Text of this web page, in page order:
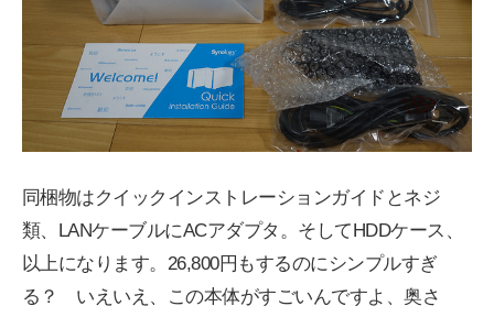
同梱物はクイックインストレーションガイドとネジ
類、LANケーブルにACアダプタ。そしてHDDケース、
以上になります。26,800円もするのにシンプルすぎ
る？ いえいえ、この本体がすごいんですよ、奥さ